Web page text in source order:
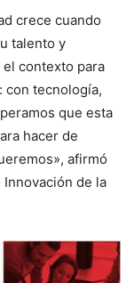
crece cuando
talento y
contexto para
con tecnología,
que esta
hacer de
afirmó
Innovación de la